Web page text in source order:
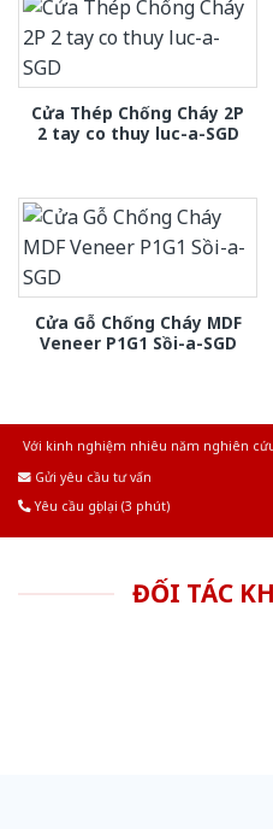
Cửa Thép Chống Cháy 2P
2 tay co thuy luc-a-SGD
Cửa Gỗ Chống Cháy MDF
Veneer P1G1 Sồi-a-SGD
Với kinh nghiệm nhiêu năm nghiên
Gửi yêu cầu tư vấn
Yêu cầu gọi lại (3 phút)
ĐỐI TÁC